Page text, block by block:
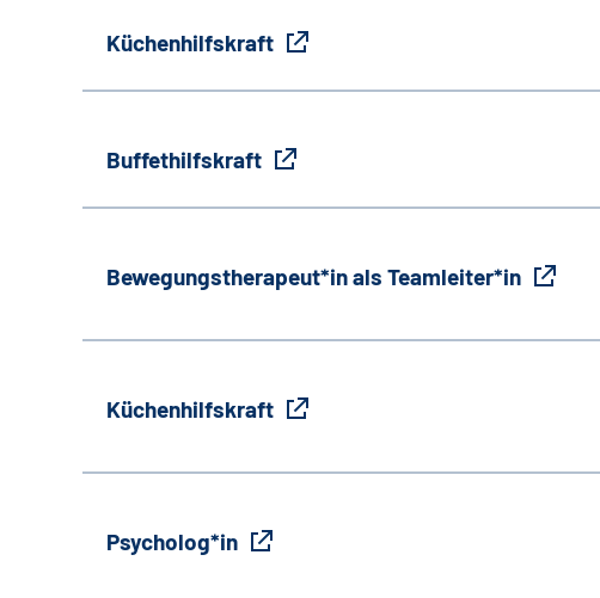
Küchenhilfskraft
Buffethilfskraft
Bewegungstherapeut*in als Teamleiter*in
Küchenhilfskraft
Psycholog*in